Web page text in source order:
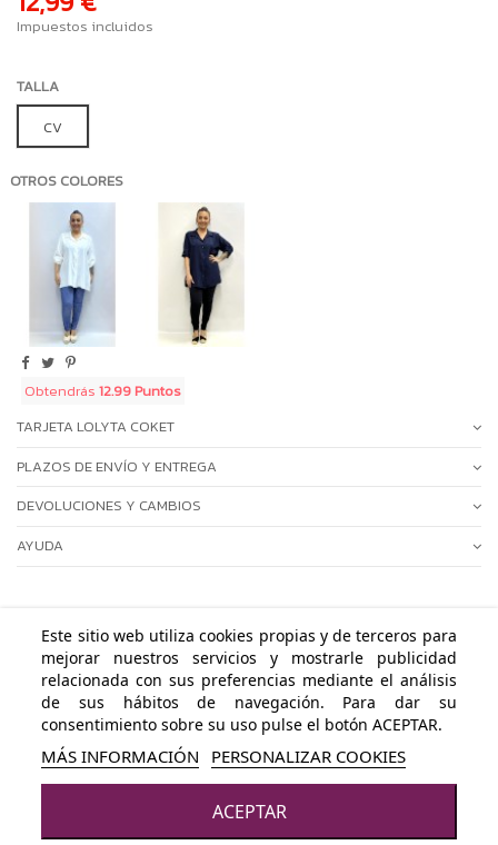
Impuestos incluidos
TALLA
CV
OTROS COLORES
Obtendrás 12.99 Puntos
TARJETA LOLYTA COKET
PLAZOS DE ENVÍO Y ENTREGA
DEVOLUCIONES Y CAMBIOS
AYUDA
ÁREA PERSONAL
NUESTRAS POLÍTICAS
CONTACTA CON NOSOTROS
Este sitio web utiliza cookies propias y de terceros para
mejorar nuestros servicios y mostrarle publicidad
relacionada con sus preferencias mediante el análisis
de sus hábitos de navegación. Para dar su
consentimiento sobre su uso pulse el botón ACEPTAR.
MÁS INFORMACIÓN PERSONALIZAR COOKIES
ACEPTAR